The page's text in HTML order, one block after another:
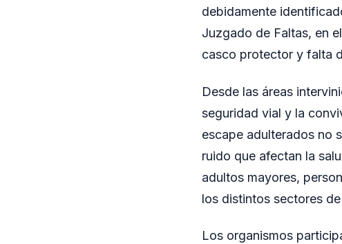
debidamente
Juzgado de Faltas, en
casco protector y falta
Desde las áreas
seguridad vial y la
escape adulterados no
ruido que afectan la
adultos mayores,
los distintos sectores
Los organismos